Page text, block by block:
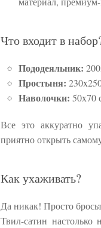
Что входит в
Пододеяльник:
Простыня:
Наволочки: 50x70
Все это аккуратно
приятно открыть
Как ухаживать?
Да никак! Просто
Твил-сатин